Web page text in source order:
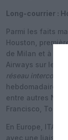
Long-courrier :
Parmi les faits
Houston,
de Milan et à
Airways sur le
réseau
hebdomadaires
entre autres New
Francisco,
En Europe, ITA
avec une liaison